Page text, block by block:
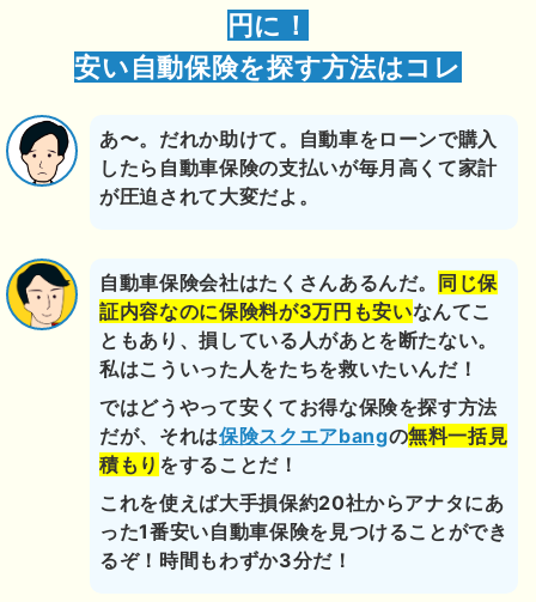
円に！
安い自動保険を探す方法はコレ
あ〜。だれか助けて。自動車をローンで購入
したら自動車保険の支払いが毎月高くて家計
が圧迫されて大変だよ。
自動車保険会社はたくさんあるんだ。 同じ保
証内容なのに保険料が3万円も安いなんてこ
ともあり、損している人があとを断たない。
私はこういった人をたちを救いたいんだ！
ではどうやって安くてお得な保険を探す方法
だが、それは保険スクエアbangの無料一括見
積もり をすることだ！
これを使えば大手損保約20社からアナタにあ
った1番安い自動車保険を見つけることができ
るぞ！時間もわずか3分だ！